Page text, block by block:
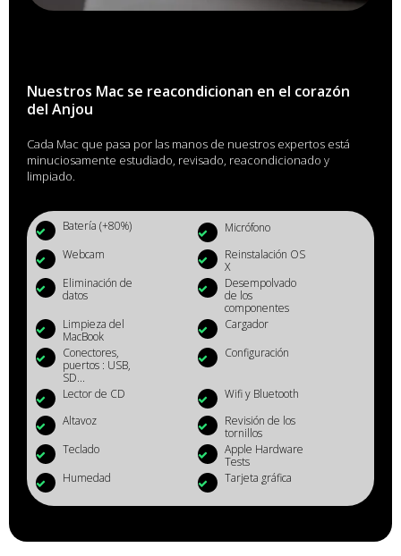
Nuestros Mac se reacondicionan en el corazón
del Anjou
Cada Mac que pasa por las manos de nuestros expertos está
minuciosamente estudiado, revisado, reacondicionado y
limpiado.
Batería (+80%)
Micrófono
Webcam
Reinstalación OS
X
Eliminación de
datos
Desempolvado
de los
componentes
Limpieza del
MacBook
Cargador
Conectores,
puertos : USB,
SD...
Configuración
Lector de CD
Wifi y Bluetooth
Altavoz
Revisión de los
tornillos
Teclado
Apple Hardware
Tests
Humedad
Tarjeta gráfica